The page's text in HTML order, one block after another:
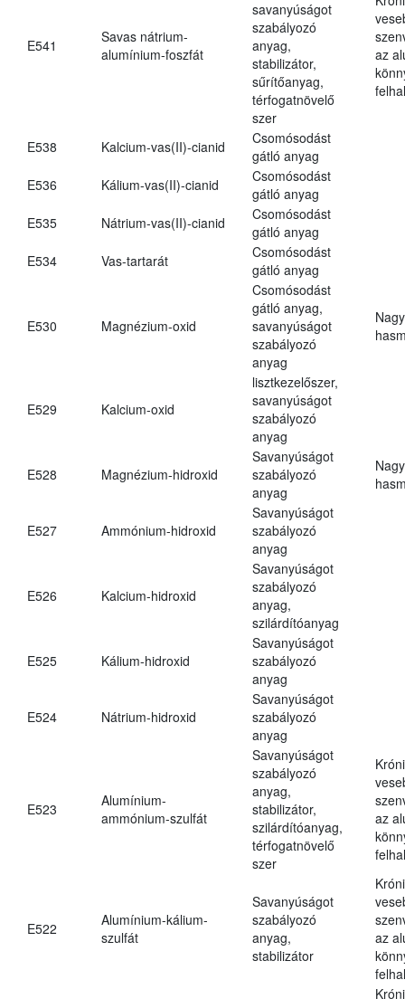
E541
Savas nátrium-
alumínium-foszfát
savanyúságot
szabályozó
anyag,
stabilizátor,
sűrítőanyag,
térfogatnövelő
szer
az
E538 Kalcium-vas(II)-cianid
Csomósodást
gátló anyag
E536
Kálium-vas(II)-cianid
Csomósodást
gátló anyag
E535
Nátrium-vas(II)-cianid
Csomósodást
gátló anyag
E534
Vas-tartarát
Csomósodást
gátló anyag
E530 Magnézium-oxid
Csomósodást
gátló anyag,
savanyúságot
szabályozó
anyag
E529 Kalcium-oxid
lisztkezelőszer,
savanyúságot
szabályozó
anyag
E528 Magnézium-hidroxid
Savanyúságot
szabályozó
anyag
E527 Ammónium-hidroxid
Savanyúságot
szabályozó
anyag
E526 Kalcium-hidroxid
Savanyúságot
szabályozó
anyag,
szilárdítóanyag
E525 Kálium-hidroxid
Savanyúságot
szabályozó
anyag
E524 Nátrium-hidroxid
Savanyúságot
szabályozó
anyag
E523
Alumínium-
ammónium-szulfát
Savanyúságot
szabályozó
anyag,
stabilizátor,
szilárdítóanyag,
térfogatnövelő
szer
az
E522
Alumínium-kálium-
szulfát
Savanyúságot
szabályozó
anyag,
stabilizátor
az